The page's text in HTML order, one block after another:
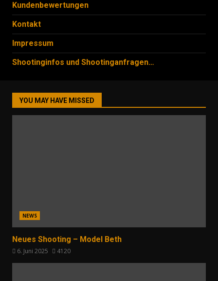
Kundenbewertungen
Kontakt
Impressum
Shootinginfos und Shootinganfragen…
YOU MAY HAVE MISSED
NEWS
Neues Shooting – Model Beth
6. Juni 2025 4120